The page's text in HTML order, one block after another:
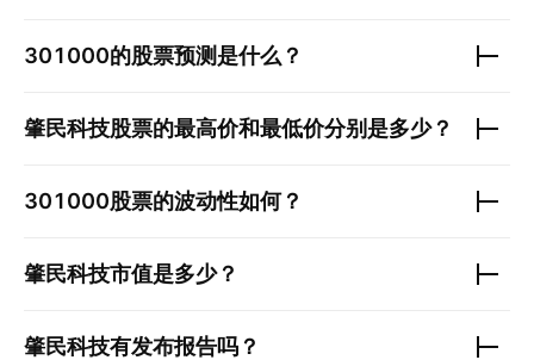
301000的股票预测是什么？
肇民科技股票的最高价和最低价分别是多少？
301000股票的波动性如何？
肇民科技市值是多少？
肇民科技有发布报告吗？